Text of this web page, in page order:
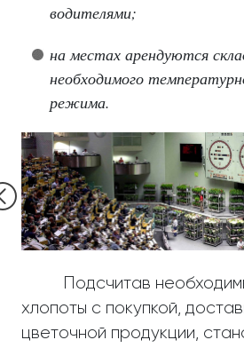
водителями;
на местах арендуются
необходимого
режима.
Подсчитав
хлопоты с покупкой,
цветочной продукции,